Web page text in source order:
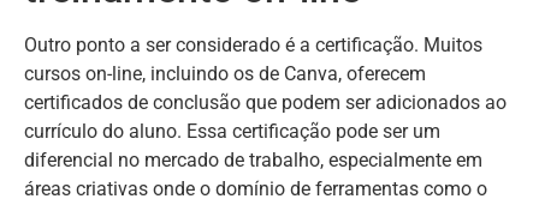
Outro ponto a ser considerado é a certificação. Muitos
cursos on-line, incluindo os de Canva, oferecem
certificados de conclusão que podem ser adicionados ao
currículo do aluno. Essa certificação pode ser um
diferencial no mercado de trabalho, especialmente em
áreas criativas onde o domínio de ferramentas como o